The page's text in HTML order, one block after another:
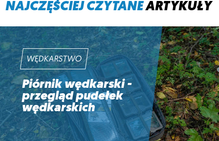
NAJCZĘŚCIEJ CZYTANEARTYKUŁY
WĘDKARSTWO
Piórnik wędkarski -
przegląd pudełek
wędkarskich